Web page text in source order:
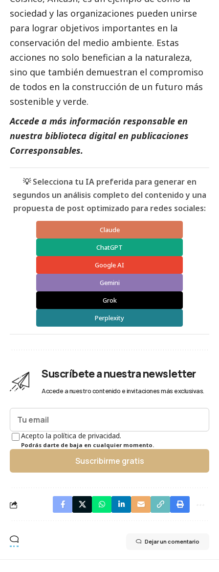
sociedad y las organizaciones pueden unirse
para lograr objetivos importantes en la
conservación del medio ambiente. Estas
acciones no solo benefician a la naturaleza,
sino que también demuestran el compromiso
de todos en la construcción de un futuro más
sostenible y verde.
Accede a más información responsable en
nuestra biblioteca digital en publicaciones
Corresponsables.
💡 Selecciona tu IA preferida para generar en
segundos un análisis completo del contenido y una
propuesta de post optimizado para redes sociales:
Claude
ChatGPT
Google AI
Gemini
Grok
Perplexity
Suscríbete a nuestra newsletter
Accede a nuestro contenido e invitaciones más exclusivas.
Acepto la política de privacidad.
Podrás darte de baja en cualquier momento.
Suscribirme gratis
Dejar un comentario